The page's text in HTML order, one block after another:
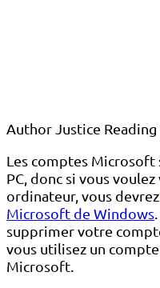
Author Justice Reading
Les comptes
PC, donc si vous
ordinateur, vous devrez
Microsoft de Windows
supprimer votre
vous utilisez un
Microsoft.